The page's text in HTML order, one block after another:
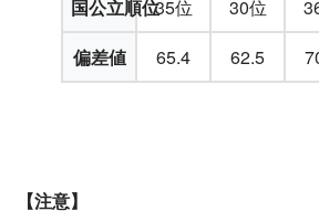
国公立順位35位 30位
偏差値
65.4 62.5
【注意】